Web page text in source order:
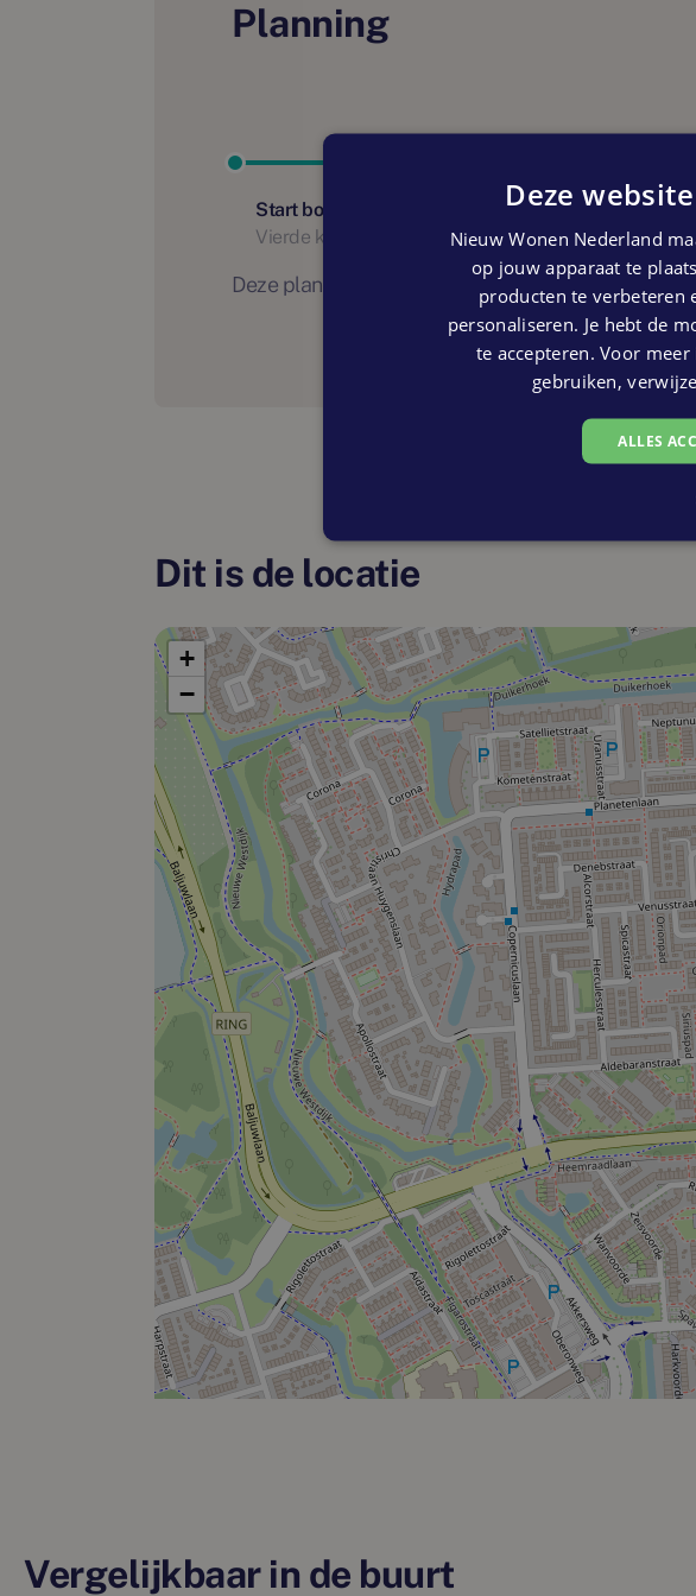
Planning
Start bouw
Vierde kwartaal 2023
Deze planning is indicatief. Er kunnen geen
Dit is de locatie
+
−
Vergelijkbaar in de buurt
Deze
Nieuw Wonen Nederland
op jouw apparaat te
producten te verbeteren
personaliseren. Je hebt de
te accepteren. Voor
gebruiken,
ALLES